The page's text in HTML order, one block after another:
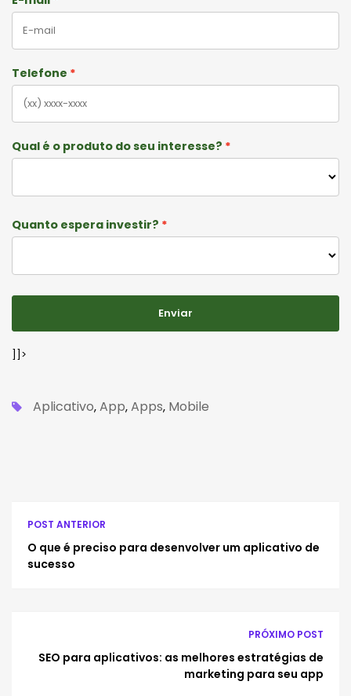
Telefone
Qual é o produto do seu interesse?
Quanto espera investir?
Enviar
]]>
Aplicativo,App,Apps, Mobile
POST ANTERIOR
O que é preciso para desenvolver um aplicativo de
sucesso
PRÓXIMO POST
SEO para aplicativos: as melhores estratégias de
marketing para seu app